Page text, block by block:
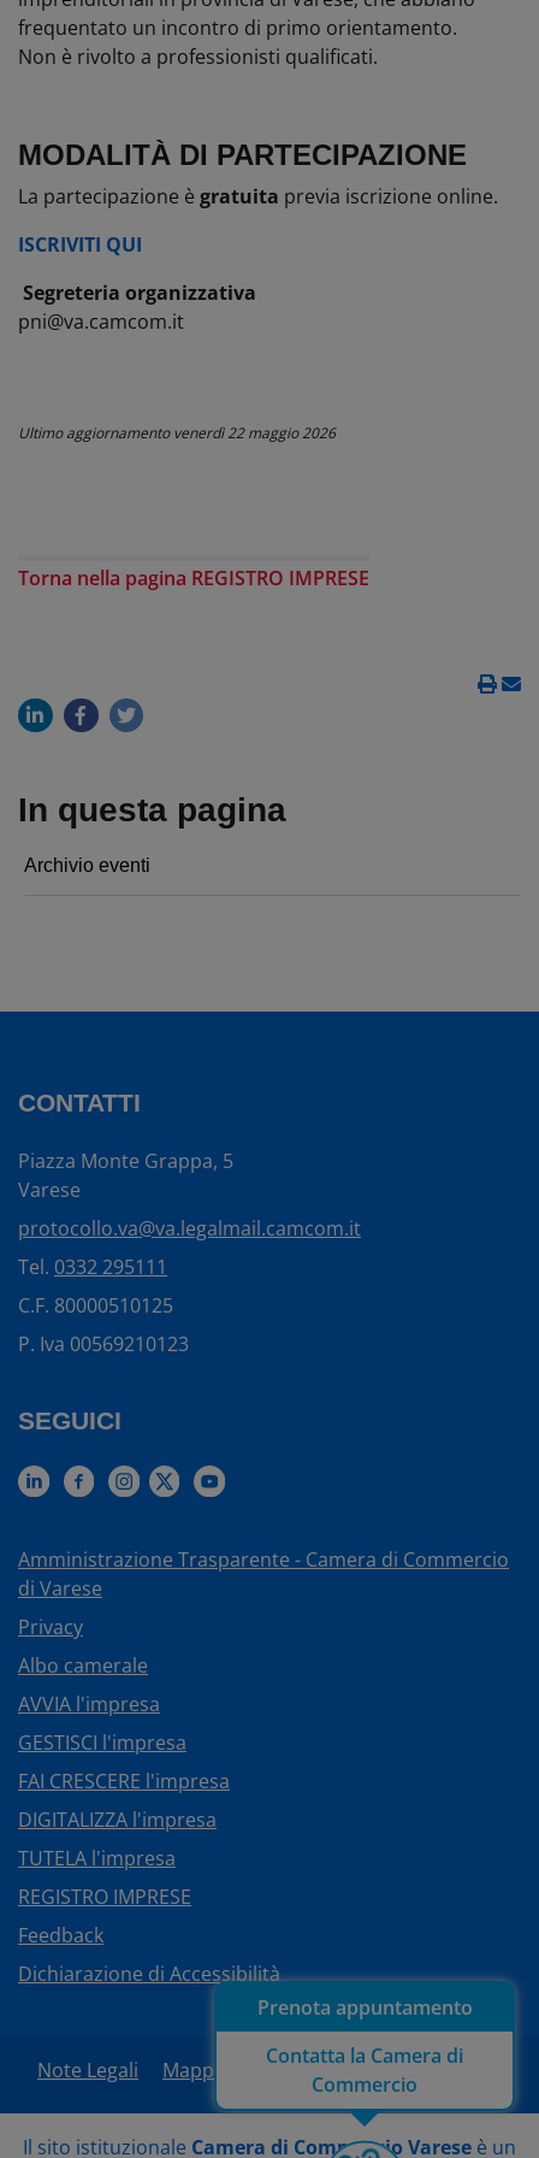
frequentato un incontro di primo orientamento.
Non è rivolto a professionisti qualificati.
MODALITÀ DI PARTECIPAZIONE
La partecipazione è gratuita previa iscrizione online.
ISCRIVITI QUI
Segreteria organizzativa
pni@va.camcom.it
Ultimo aggiornamentovenerdì 22 maggio 2026
Torna nella pagina REGISTRO IMPRESE
In questa pagina
Archivio eventi
Prenota appuntamento
Contatta la Camera di
Commercio
CONTATTI
Piazza Monte Grappa, 5
Varese
protocollo.va@va.legalmail.camcom.it
Tel. 0332 295111
C.F. 80000510125
P. Iva 00569210123
SEGUICI
Amministrazione Trasparente - Camera di Commercio
di Varese
Privacy
Albo camerale
AVVIA l'impresa
GESTISCI l'impresa
FAI CRESCERE l'impresa
DIGITALIZZA l'impresa
TUTELA l'impresa
REGISTRO IMPRESE
Feedback
Dichiarazione di Accessibilità
Note Legali Mappa del sito Area Riservata
Il sito istituzionale Camera di Commercio Varese è un